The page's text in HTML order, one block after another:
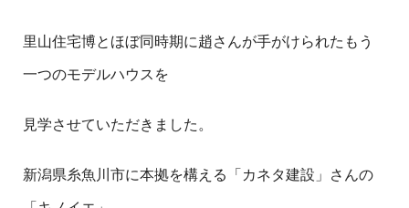
里山住宅博とほぼ同時期に趙さんが手がけられたもう
一つのモデルハウスを
見学させていただきました。
新潟県糸魚川市に本拠を構える「カネタ建設」さんの